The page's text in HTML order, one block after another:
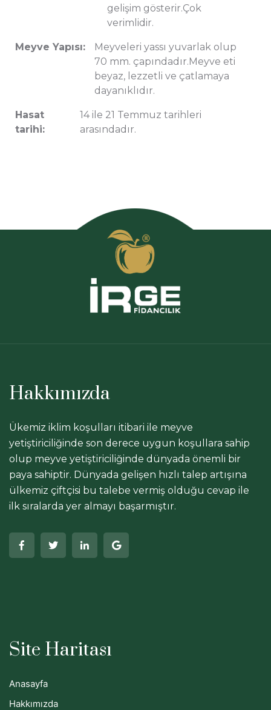
gelişim gösterir.Çok
verimlidir.
Meyve Yapısı:
Meyveleri yassı yuvarlak olup
70 mm. çapındadır.Meyve eti
beyaz, lezzetli ve çatlamaya
dayanıklıdır.
Hasat
tarihi:
14 ile 21 Temmuz tarihleri
arasındadır.
Hakkımızda
Ükemiz iklim koşulları itibari ile meyve
yetiştiriciliğinde son derece uygun koşullara sahip
olup meyve yetiştiriciliğinde dünyada önemli bir
paya sahiptir. Dünyada gelişen hızlı talep artışına
ülkemiz çiftçisi bu talebe vermiş olduğu cevap ile
ilk sıralarda yer almayı başarmıştır.
Site Haritası
Anasayfa
Hakkımızda